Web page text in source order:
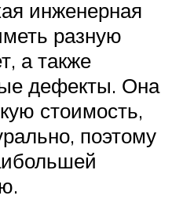
инженерная
разную
а также
дефекты. Она
стоимость,
поэтому